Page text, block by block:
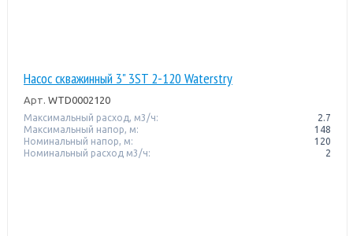
Насос скважинный 3" 3ST 2-120 Waterstry
Арт. WTD0002120
Максимальный расход, м3/ч:
2.7
Максимальный напор, м:
148
Номинальный напор, м:
120
Номинальный расход м3/ч:
2